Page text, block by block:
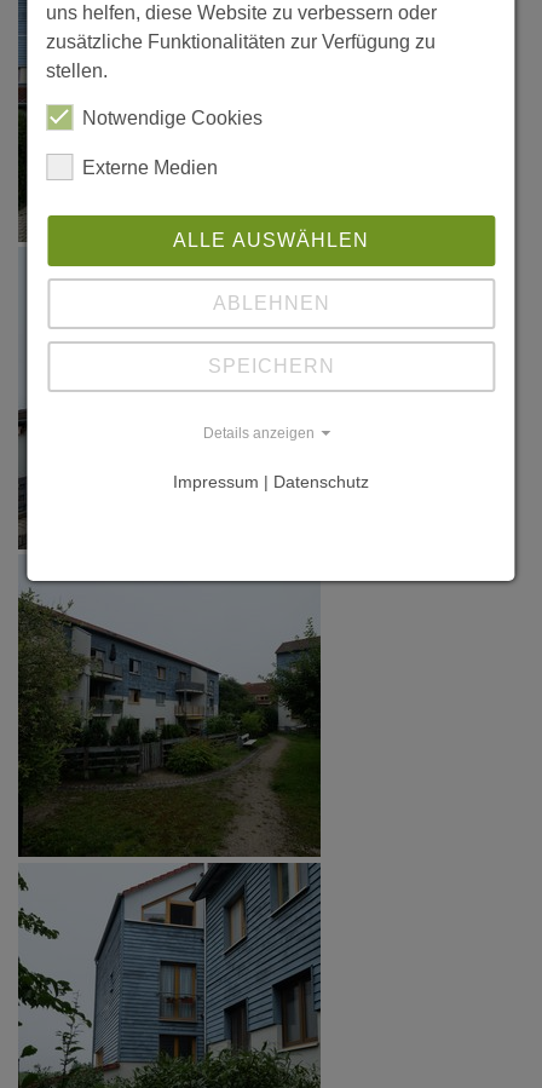
uns helfen, diese Website zu verbessern oder
zusätzliche Funktionalitäten zur Verfügung zu
stellen.
Notwendige Cookies
Externe Medien
ALLE AUSWÄHLEN
ABLEHNEN
SPEICHERN
Details anzeigen
Impressum | Datenschutz